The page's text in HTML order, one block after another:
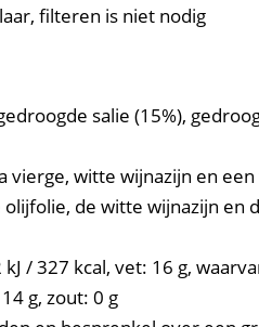
filteren is niet nodig
salie (15%),
vierge, witte wijnazijn en
olijfolie, de witte wijnazijn en
kJ / 327 kcal, vet: 16 g,
g, zout: 0 g